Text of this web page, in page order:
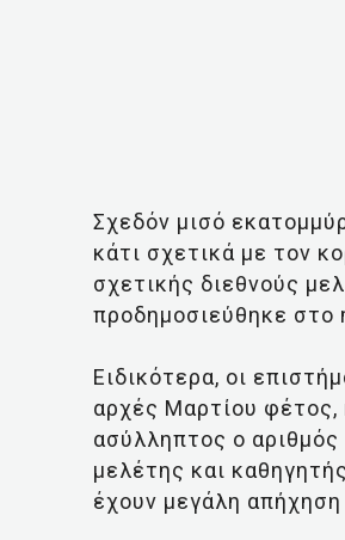
Σχεδόν μισό
κάτι σχετικά με τον
σχετικής διεθνούς
προδημοσιεύθηκε στο
Ειδικότερα, οι
αρχές Μαρτίου φέτος,
ασύλληπτος ο αριθμός
μελέτης και
έχουν μεγάλη